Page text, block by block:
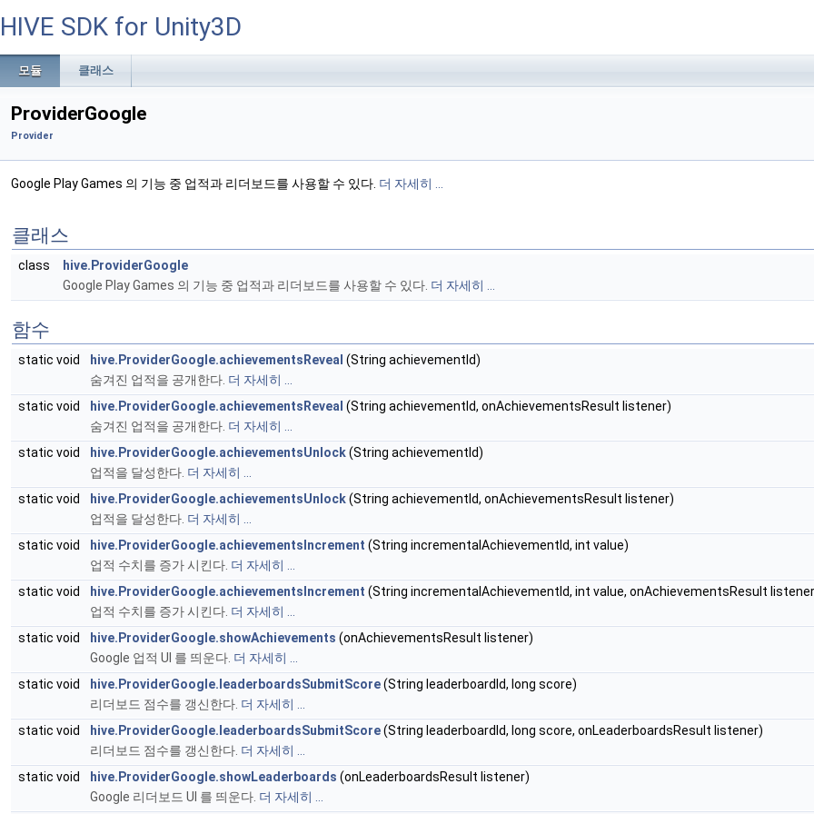
HIVE SDK for Unity3D
모듈 클래스
ProviderGoogle
Provider
Google Play Games 의 기능 중 업적과 리더보드를 사용할 수 있다. 더 자세히 ...
클래스
class
hive.ProviderGoogle
Google Play Games 의 기능 중 업적과 리더보드를 사용할 수 있다. 더 자세히 ...
함수
static void hive.ProviderGoogle.achievementsReveal (String achievementId)
숨겨진 업적을 공개한다. 더 자세히 ...
static void
hive.ProviderGoogle.achievementsReveal (String achievementId, onAchievementsResult listener)
숨겨진 업적을 공개한다. 더 자세히 ...
static void
hive.ProviderGoogle.achievementsUnlock(String achievementId)
업적을 달성한다. 더 자세히 ...
static void
hive.ProviderGoogle.achievementsUnlock(String achievementId, onAchievementsResult listener)
업적을 달성한다. 더 자세히 ...
static void
hive.ProviderGoogle.achievementsIncrement (String incrementalAchievementId, int value)
업적 수치를 증가 시킨다. 더 자세히 ...
static void
hive.ProviderGoogle.achievementsIncrement (String incrementalAchievementId, int value, onAchievementsResult
업적 수치를 증가 시킨다. 더 자세히 ...
static void
hive.ProviderGoogle.showAchievements (onAchievementsResult listener)
Google 업적 UI 를 띄운다. 더 자세히 ...
static void
hive.ProviderGoogle.leaderboardsSubmitScore(String leaderboardId, long score)
리더보드 점수를 갱신한다. 더 자세히 ...
static void
hive.ProviderGoogle.leaderboardsSubmitScore(String leaderboardId, long score, onLeaderboardsResult listener)
리더보드 점수를 갱신한다. 더 자세히 ...
static void
hive.ProviderGoogle.showLeaderboards (onLeaderboardsResult listener)
Google 리더보드 UI 를 띄운다. 더 자세히 ...